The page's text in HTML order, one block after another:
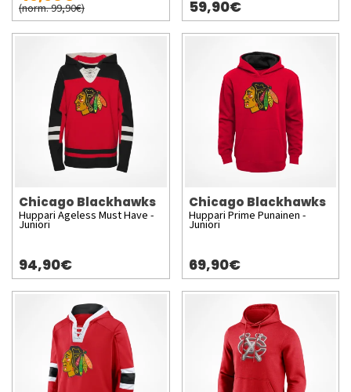
(norm. 99,90€) 59,90€
Chicago Blackhawks
Huppari Ageless Must Have -
Juniori
94,90€
Chicago Blackhawks
Huppari Prime Punainen -
Juniori
69,90€